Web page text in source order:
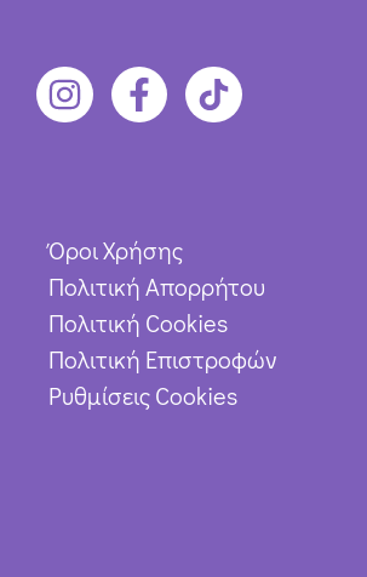
Όροι Χρήσης
Πολιτική Απορρήτου
Πολιτική Cookies
Πολιτική Επιστροφών
Ρυθμίσεις Cookies